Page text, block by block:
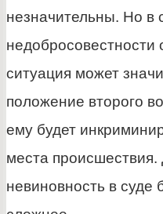
незначительны. Но в
недобросовестности
ситуация может
положение второго
ему будет
места происшествия.
невиновность в суде